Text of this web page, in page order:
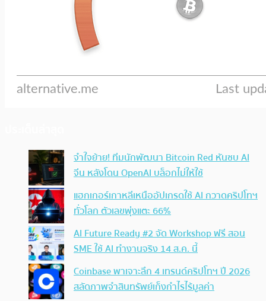
จำใจย้าย! ทีมนักพัฒนา Bitcoin Red หันซบ AI
จีน หลังโดน OpenAI บล็อกไม่ให้ใช้
แฮกเกอร์เกาหลีเหนืออัปเกรดใช้ AI กวาดคริปโทฯ
ทั่วโลก ตัวเลขพุ่งแตะ 66%
AI Future Ready #2 จัด Workshop ฟรี สอน
SME ใช้ AI ทำงานจริง 14 ส.ค. นี้
Coinbase พาเจาะลึก 4 เทรนด์คริปโทฯ ปี 2026
สลัดภาพจำสินทรัพย์เก็งกำไรไร้มูลค่า